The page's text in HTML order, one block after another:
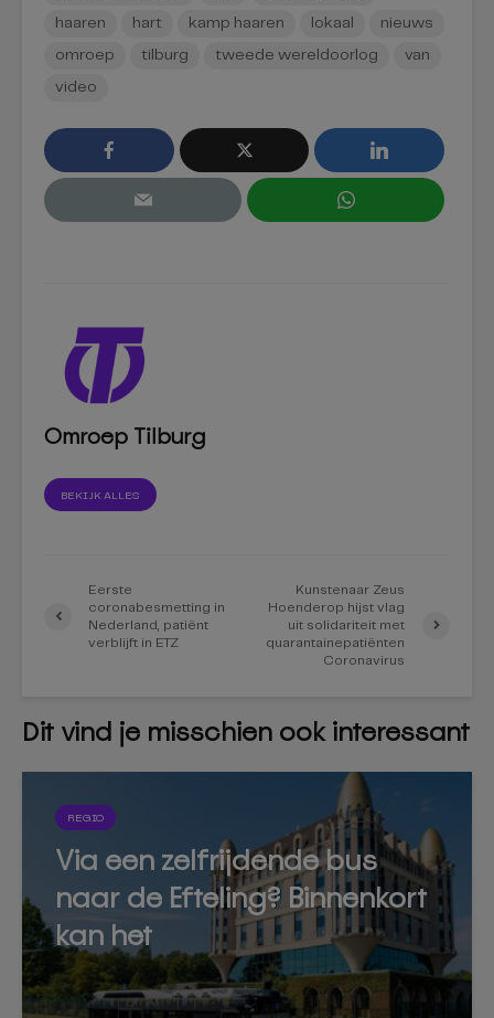
haaren hart kamp haaren lokaal nieuws
omroep tilburg tweede wereldoorlog van
video
Omroep Tilburg
BEKIJK ALLES
Eerste
coronabesmetting in
Nederland, patiënt
verblijft in ETZ
Kunstenaar Zeus
Hoenderop hijst vlag
uit solidariteit met
quarantainepatiënten
Coronavirus
Dit vind je misschien ook interessant
REGIO
Via een zelfrijdende bus
naar de Efteling? Binnenkort
kan het